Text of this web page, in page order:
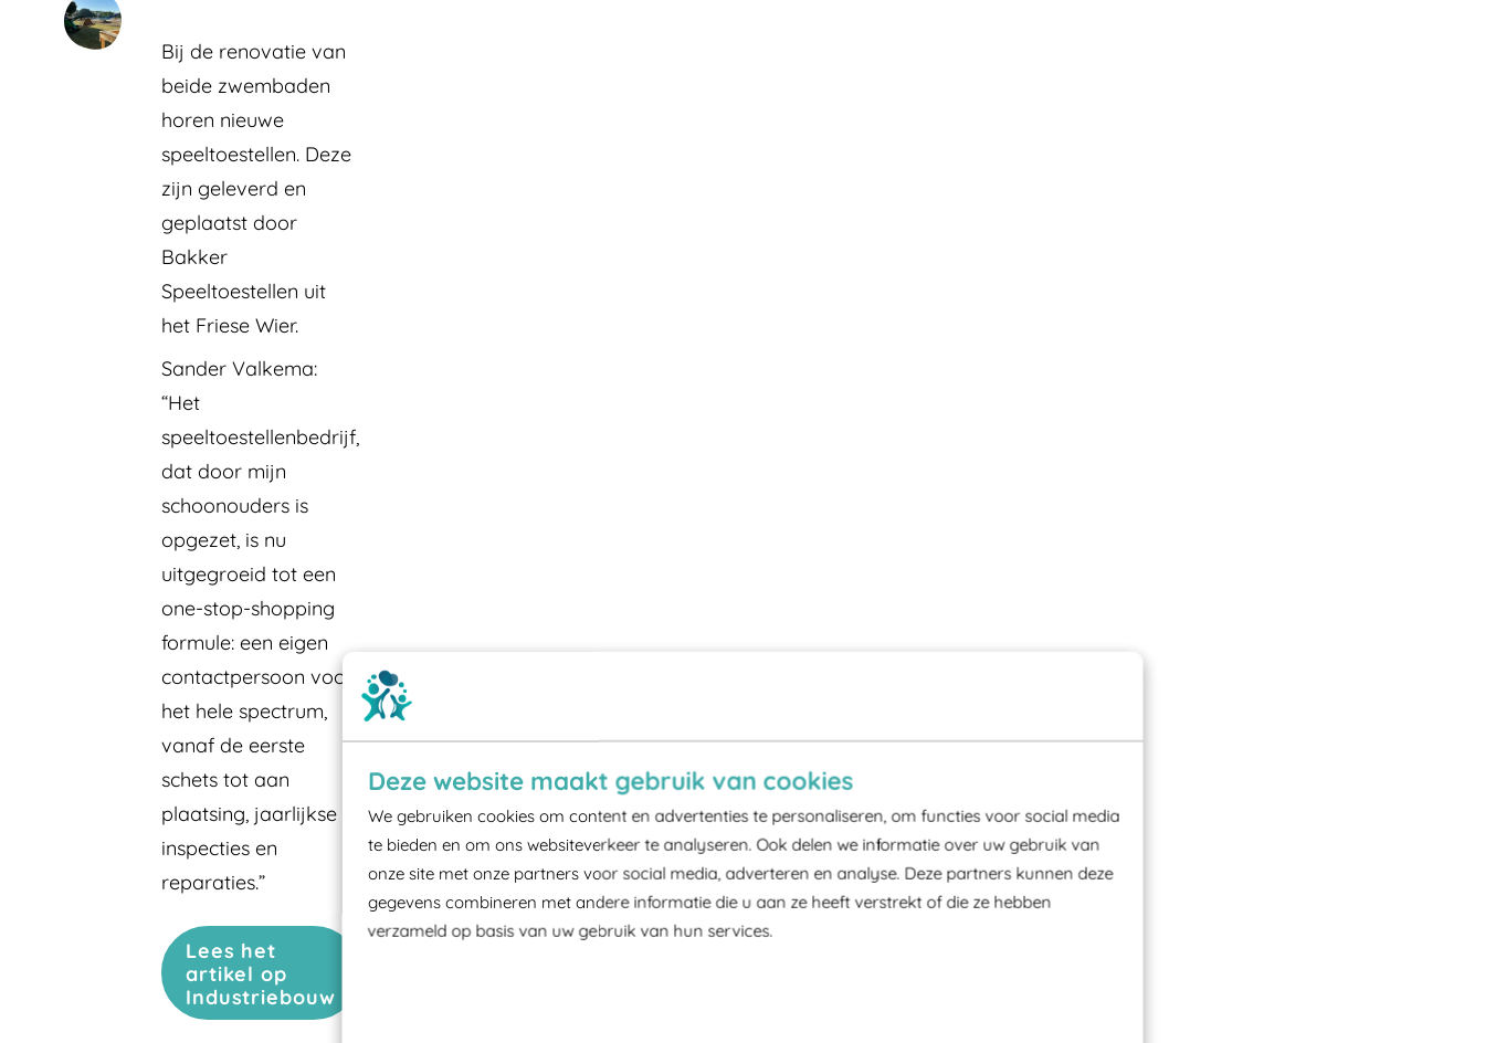
Deze website maakt gebruik van cookies
We gebruiken cookies om content en advertenties te personaliseren, om functies voor social media
te bieden en om ons websiteverkeer te analyseren. Ook delen we informatie over uw gebruik van
onze site met onze partners voor social media, adverteren en analyse. Deze partners kunnen deze
gegevens combineren met andere informatie die u aan ze heeft verstrekt of die ze hebben
verzameld op basis van uw gebruik van hun services.
Bij de renovatie van
beide zwembaden
horen nieuwe
speeltoestellen. Deze
zijn geleverd en
geplaatst door
Bakker
Speeltoestellen uit
het Friese Wier.
Sander Valkema:
“Het
speeltoestellenbedrijf,
dat door mijn
schoonouders is
opgezet, is nu
uitgegroeid tot een
one-stop-shopping
formule: een eigen
contactpersoon voor
het hele spectrum,
vanaf de eerste
schets tot aan
plaatsing, jaarlijkse
inspecties en
reparaties.”
Lees het
artikel op
Industriebouw